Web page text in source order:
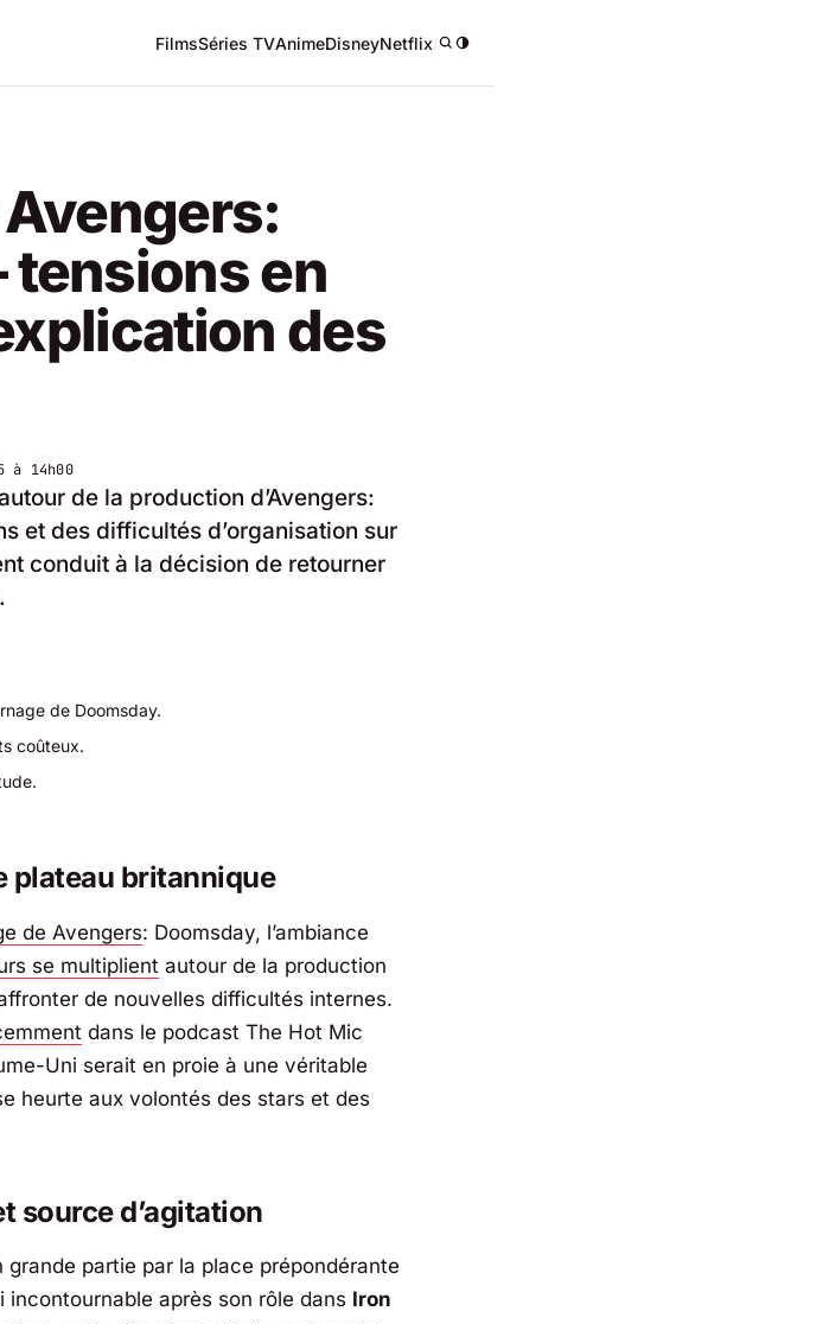
FilmsSéries TVAnimeDisneyNetflix/
en
des
à 14h00
de la production d’Avengers:
et des difficultés d’organisation sur
conduit à la décision de retourner
de Doomsday.
coûteux.
plateau britannique
de Avengers: Doomsday, l’ambiance
se multiplient autour de la production
de nouvelles difficultés internes.
dans le podcast The Hot Mic
Uni serait en proie à une véritable
heurte aux volontés des stars et des
source d’agitation
grande partie par la place prépondérante
incontournable après son rôle dans Iron